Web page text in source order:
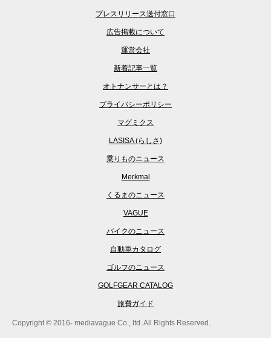
プレスリリース送付窓口
広告掲載について
運営会社
新着記事一覧
オトナンサーとは？
プライバシーポリシー
マグミクス
LASISA (らしさ)
乗りものニュース
Merkmal
くるまのニュース
VAGUE
バイクのニュース
自動車カタログ
ゴルフのニュース
GOLFGEAR CATALOG
旅費ガイド
Copyright © 2016- mediavague Co., ltd. All Rights Reserved.